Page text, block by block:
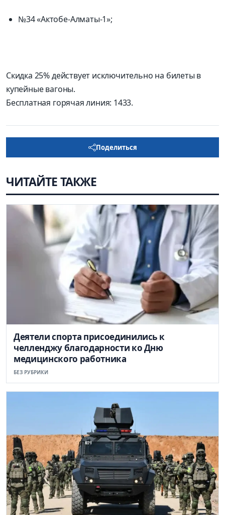
№34 «Актобе-Алматы-1»;
Скидка 25% действует исключительно на билеты в
купейные вагоны.
Бесплатная горячая линия: 1433.
Поделиться
ЧИТАЙТЕ ТАКЖЕ
Деятели спорта присоединились к
челленджу благодарности ко Дню
медицинского работника
БЕЗ РУБРИКИ